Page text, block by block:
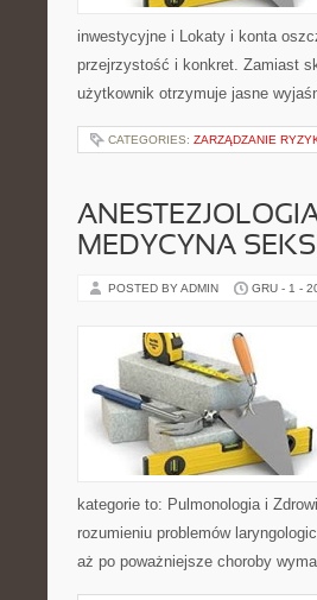
inwestycyjne i Lokaty i konta
przejrzystość i konkret. Zamiast
użytkownik otrzymuje jasne
CATEGORIES: ZARZĄDZANIE
MEDYCYNA
POSTED BY ADMIN GRU - 1 -
kategorie to: Pulmonologia i
rozumieniu problemów
aż po poważniejsze choroby